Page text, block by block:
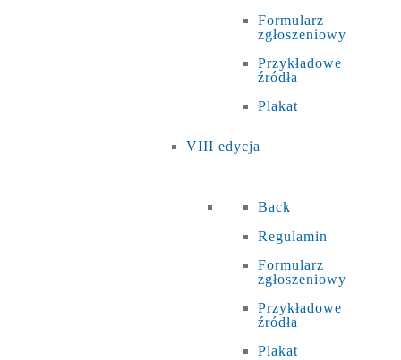
Formularz
zgłoszeniowy
Przykładowe
źródła
Plakat
VIII edycja
Back
Regulamin
Formularz
zgłoszeniowy
Przykładowe
źródła
Plakat